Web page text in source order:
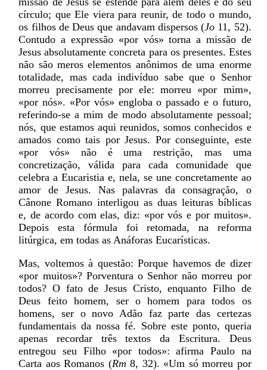
círculo; que Ele viera para reunir, de todo o mundo,
os filhos de Deus que andavam dispersos (Jo 11, 52).
Contudo a expressão «por vós» torna a missão de
Jesus absolutamente concreta para os presentes. Estes
não são meros elementos anônimos de uma enorme
totalidade, mas cada indivíduo sabe que o Senhor
morreu precisamente por ele: morreu «por mim»,
«por nós». «Por vós» engloba o passado e o futuro,
referindo-se a mim de modo absolutamente pessoal;
nós, que estamos aqui reunidos, somos conhecidos e
amados como tais por Jesus. Por conseguinte, este
«por vós» não é uma restrição, mas uma
concretização, válida para cada comunidade que
celebra a Eucaristia e, nela, se une concretamente ao
amor de Jesus. Nas palavras da consagração, o
Cânone Romano interligou as duas leituras bíblicas
e, de acordo com elas, diz: «por vós e por muitos».
Depois esta fórmula foi retomada, na reforma
litúrgica, em todas as Anáforas Eucarísticas.
Mas, voltemos à questão: Porque havemos de dizer
«por muitos»? Porventura o Senhor não morreu por
todos? O fato de Jesus Cristo, enquanto Filho de
Deus feito homem, ser o homem para todos os
homens, ser o novo Adão faz parte das certezas
fundamentais da nossa fé. Sobre este ponto, queria
apenas recordar três textos da Escritura. Deus
entregou seu Filho «por todos»: afirma Paulo na
Carta aos Romanos (Rm 8, 32). «Um só morreu por